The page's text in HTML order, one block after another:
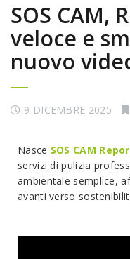
SOS CAM,
veloce e
nuovo
9 DICEMBRE 2025
Nasce SOS CAM
servizi di pulizia
ambientale semplice,
avanti verso